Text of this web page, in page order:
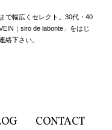
で幅広くセレクト。30代・40
｜siro de labonte」をはじ
絡下さい。
CONTACT